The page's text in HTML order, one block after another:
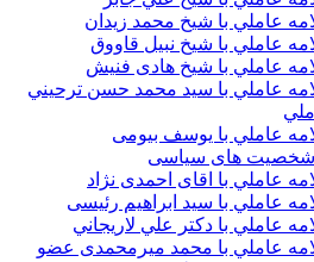
عاملي با شيخ محمد زيدان
عاملي با شيخ نبيل قاووق
عاملي با شیخ هادی فنیش
عاملي با سيد محمد حسن ترحيني
عاملي با يوسف بيومی
شخصیت های سیاسی
عاملي با اقای احمدی نژاد
عاملي با سید ابراهیم رئیسی
عاملي با دكتر علي لاريجاني
عاملي با محمد میرمحمدی عضو